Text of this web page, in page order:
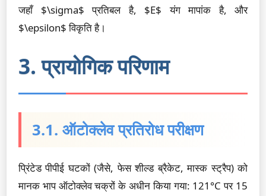
जहाँ $\sigma$ प्रतिबल है, $E$ यंग मापांक है, और
$\epsilon$ विकृति है।
3. प्रायोगिक परिणाम
3.1. ऑटोक्लेव प्रतिरोध परीक्षण
प्रिंटेड पीपीई घटकों (जैसे, फेस शील्ड ब्रैकेट, मास्क स्ट्रैप) को
मानक भाप ऑटोक्लेव चक्रों के अधीन किया गया: 121°C पर 15